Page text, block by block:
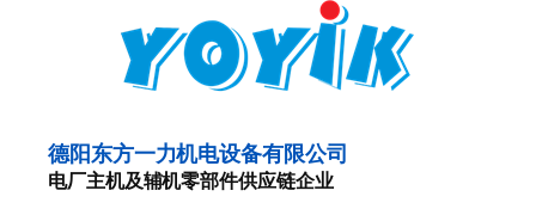
德阳东方一力机电设备有限公司
电厂主机及辅机零部件供应链企业